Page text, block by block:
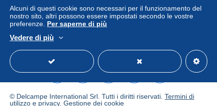
Diritto di recesso|Spese di restituzione a carico
dell'acquirente.
Per conoscere i termini per il reso e per il rimborso
dell'oggetto
--port tarif postal en vigueur au
Alcuni di questi cookie sono necessari per il funzionamento del
nostro sito, altri possono essere impostati secondo le vostre
preferenze. Per saperne di più
Vedere di più
© Delcampe International Srl. Tutti i diritti riservati. Termini di
utilizzo e privacy. Gestione dei cookie